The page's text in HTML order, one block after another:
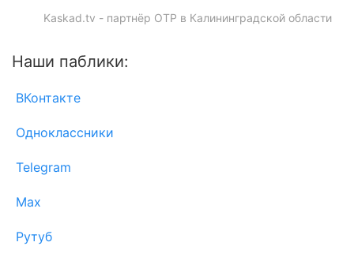
Kaskad.tv - партнёр ОТР в Калининградской области
Наши паблики:
ВКонтакте
Одноклассники
Telegram
Max
Рутуб